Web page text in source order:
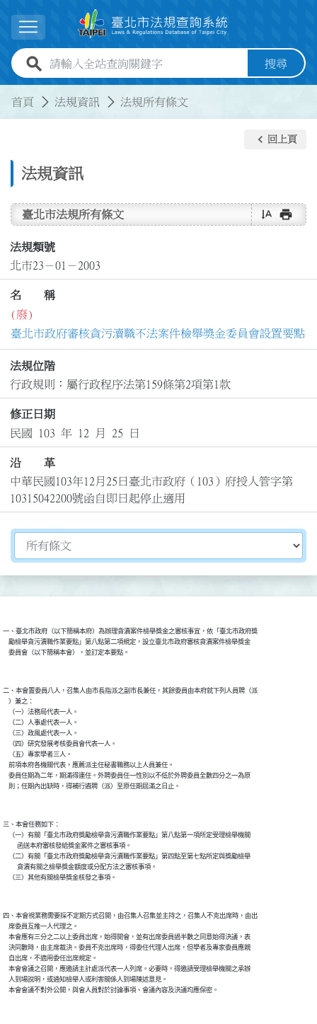
展開選單
全站查詢關鍵字欄位 搜尋
首頁 法規資訊 法規所有條文
法規資訊
keyboard_arrow_left 回上頁
臺北市法規所有條文 text_rotate_vertical print
法規類號
北市23－01－2003
名 稱
(廢)
臺北市政府審核貪污瀆職不法案件檢舉獎金委員會設置要點
法規位階
行政規則：屬行政程序法第159條第2項第1款
修正日期
民國 103 年 12 月 25 日
沿 革
中華民國103年12月25日臺北市政府（103）府授人管字第
10315042200號函自即日起停止適用
切換選擇法規資訊內容
一、臺北市政府（以下簡稱本府）為辦理貪瀆案件檢舉獎金之審核事宜，依「臺北市政府獎
    勵檢舉貪污瀆職作業要點」第八點第二項規定，設立臺北市政府審核貪瀆案件檢舉獎金
二、本會置委員八人，召集人由市長指派之副市長兼任，其餘委員由本府就下列人員聘（派
    ）兼之：
    （一）法務局代表一人。
    （二）人事處代表一人。
    （三）政風處代表一人。
    （四）研究發展考核委員會代表一人。
    （五）專家學者三人。
    前項本府各機關代表，應薦派主任秘書職務以上人員兼任。
    委員任期為二年，期滿得連任。外聘委員任一性別以不低於外聘委員全數四分之一為原
三、本會任務如下：
    （一）有關「臺北市政府獎勵檢舉貪污瀆職作業要點」第八點第一項所定受理檢舉機關
          函送本府審核發給獎金案件之審核事項。
    （二）有關「臺北市政府獎勵檢舉貪污瀆職作業要點」第四點至第七點所定與獎勵檢舉
          貪瀆有關之檢舉獎金額度或分配方法之審核事項。
四、本會視業務需要採不定期方式召開，由召集人召集並主持之，召集人不克出席時，由出
    席委員互推一人代理之。
    本會應有三分之二以上委員出席，始得開會，並有出席委員過半數之同意始得決議，表
    決同數時，由主席裁決。委員不克出席時，得委任代理人出席，但學者及專家委員應親
    自出席，不適用委任出席規定。
    本會會議之召開，應邀請主計處派代表一人列席。必要時，得邀請受理檢舉機關之承辦
    人到場說明，或通知檢舉人或利害關係人到場陳述意見。